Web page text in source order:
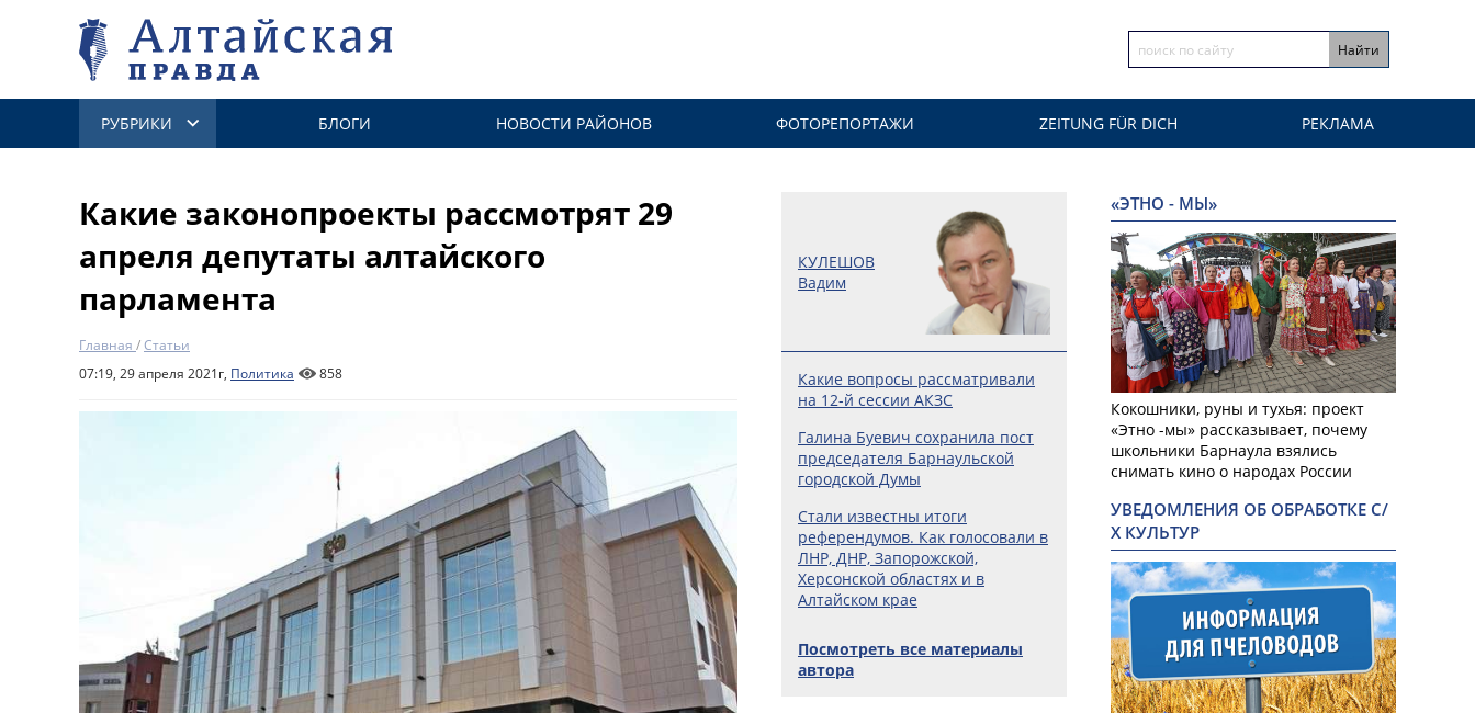
РУБРИКИ БЛОГИ НОВОСТИ РАЙОНОВ ФОТОРЕПОРТАЖИ ZEITUNG FÜR DICH РЕКЛАМА
Какие законопроекты рассмотрят 29
апреля депутаты алтайского
парламента
Главная /Статьи
07:19, 29 апреля 2021г, Политика 858
КУЛЕШОВ
Вадим
Какие вопросы рассматривали
на 12-й сессии АКЗС
Галина Буевич сохранила пост
председателя Барнаульской
городской Думы
Стали известны итоги
референдумов. Как голосовали в
ЛНР, ДНР, Запорожской,
Херсонской областях и в
Алтайском крае
Посмотреть все материалы
автора
«ЭТНО - МЫ»
Кокошники, руны и тухья: проект
«Этно -мы» рассказывает, почему
школьники Барнаула взялись
снимать кино о народах России
УВЕДОМЛЕНИЯ ОБ ОБРАБОТКЕ С/
Х КУЛЬТУР